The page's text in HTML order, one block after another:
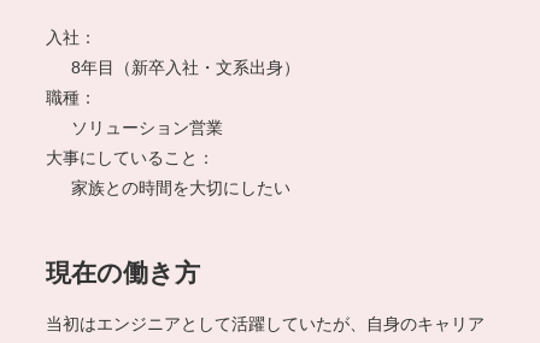
入社
8年目（新卒入社・文系出身）
職種
ソリューション営業
大事にしていること
家族との時間を大切にしたい
現在の働き⽅
当初はエンジニアとして活躍していたが、⾃⾝のキャリア